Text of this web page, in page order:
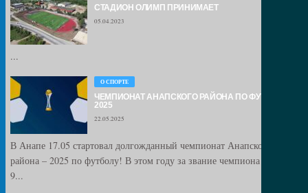
СТАДИОН ОЛИМП ПРИНИМАЕТ
05.04.2023
...
О СПОРТЕ
ЧЕМПИОНАТ АНАПСКОГО РАЙОНА ПО ФУТБОЛУ –
2025
22.05.2025
В Анапе 17.05 стартовал долгожданный чемпионат Анапского
района – 2025 по футболу! В этом году за звание чемпиона сразятся
9...